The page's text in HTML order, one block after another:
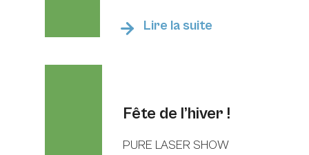
Lire la suite
Fête de l’hiver !
PURE LASER SHOW